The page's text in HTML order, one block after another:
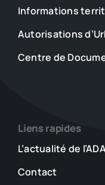
Informations
Autorisations
Centre de
Liens rapides
L’actualité de
Contact